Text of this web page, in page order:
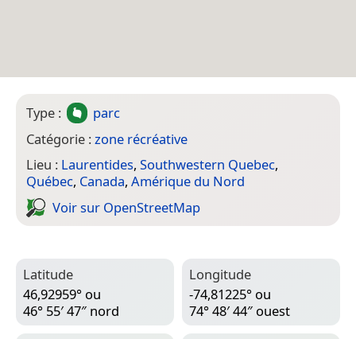
Type :
parc
Catégorie :zone récréative
Lieu : Laurentides, Southwestern Quebec,
Québec, Canada, Amérique du Nord
Voir sur Open­Street­Map
Latitude
46,92959° ou
46° 55′ 47″ nord
Longitude
-74,81225° ou
74° 48′ 44″ ouest